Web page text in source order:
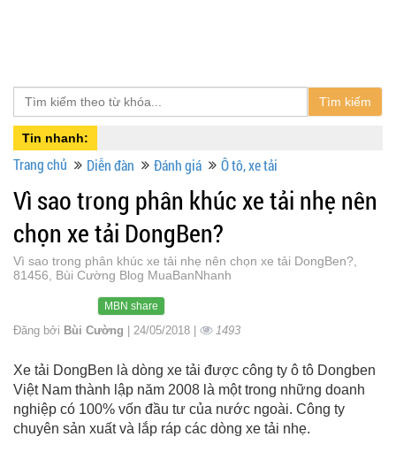
Tìm kiếm
Tin nhanh:
Trang chủ Diễn đàn Đánh giá Ô tô, xe tải
Vì sao trong phân khúc xe tải nhẹ nên
chọn xe tải DongBen?
Vì sao trong phân khúc xe tải nhẹ nên chọn xe tải DongBen?,
81456, Bùi Cường Blog MuaBanNhanh
MBN share
Đăng bởi Bùi Cường | 24/05/2018 | 1493
Xe tải DongBen là dòng xe tải được công ty ô tô Dongben
Việt Nam thành lập năm 2008 là một trong những doanh
nghiệp có 100% vốn đầu tư của nước ngoài. Công ty
chuyên sản xuất và lắp ráp các dòng xe tải nhẹ.